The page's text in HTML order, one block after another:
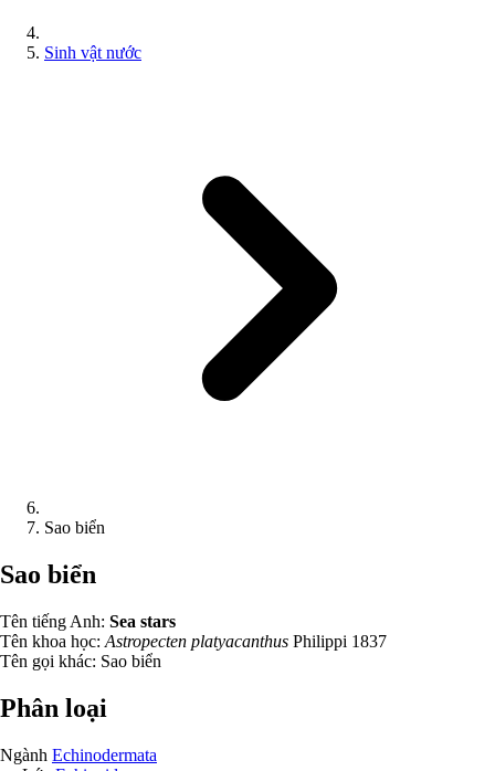
Sinh vật nước
Sao biển
Sao biển
Tên tiếng Anh: Sea stars
Tên khoa học: Astropecten platyacanthus Philippi 1837
Tên gọi khác: Sao biển
Phân loại
Ngành Echinodermata